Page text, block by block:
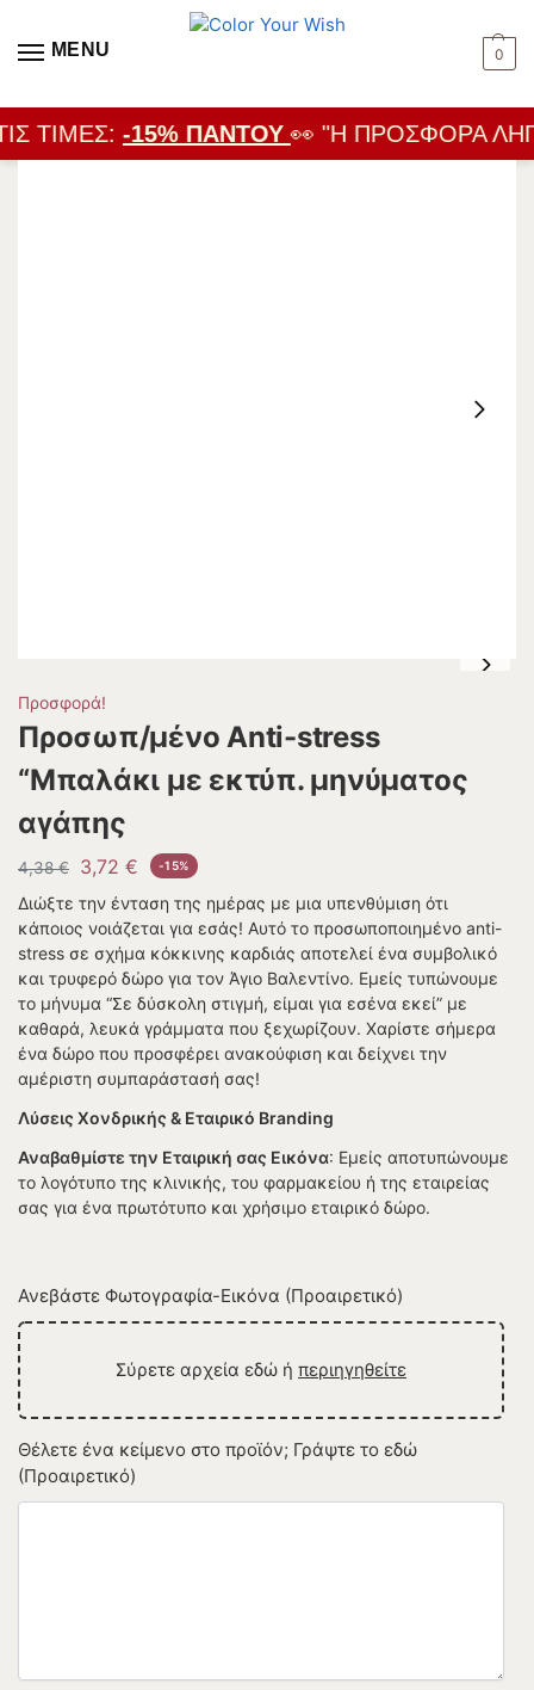
MENU 0
ΤΙΜΈΣ:-15% ΠΑΝΤΟΎ👀 "Η ΠΡΟΣΦΟΡΆ
Προσφορά!
Προσωπ/μένο Anti-stress
“Μπαλάκι με εκτύπ. μηνύματος
αγάπης
4,38€ 3,72 € -15%
Διώξτε την ένταση της ημέρας με μια υπενθύμιση ότι
κάποιος νοιάζεται για εσάς! Αυτό το προσωποποιημένο anti-
stress σε σχήμα κόκκινης καρδιάς αποτελεί ένα συμβολικό
και τρυφερό δώρο για τον Άγιο Βαλεντίνο. Εμείς τυπώνουμε
το μήνυμα “Σε δύσκολη στιγμή, είμαι για εσένα εκεί” με
καθαρά, λευκά γράμματα που ξεχωρίζουν. Χαρίστε σήμερα
ένα δώρο που προσφέρει ανακούφιση και δείχνει την
αμέριστη συμπαράστασή σας!
Λύσεις Χονδρικής & Εταιρικό Branding
Αναβαθμίστε την Εταιρική σας Εικόνα: Εμείς αποτυπώνουμε
το λογότυπο της κλινικής, του φαρμακείου ή της εταιρείας
σας για ένα πρωτότυπο και χρήσιμο εταιρικό δώρο.
Ανεβάστε Φωτογραφία-Εικόνα (Προαιρετικό)
Σύρετε αρχεία εδώ ή περιηγηθείτε
Θέλετε ένα κείμενο στο προϊόν; Γράψτε το εδώ
(Προαιρετικό)